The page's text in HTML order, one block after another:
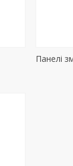
Панелі